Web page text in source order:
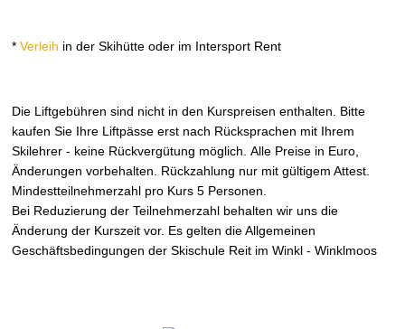
*Verleih in der Skihütte oder im Intersport Rent
Die Liftgebühren sind nicht in den Kurspreisen enthalten. Bitte
kaufen Sie Ihre Liftpässe erst nach Rücksprachen mit Ihrem
Skilehrer - keine Rückvergütung möglich. Alle Preise in Euro,
Änderungen vorbehalten. Rückzahlung nur mit gültigem Attest.
Mindestteilnehmerzahl pro Kurs 5 Personen.
Bei Reduzierung der Teilnehmerzahl behalten wir uns die
Änderung der Kurszeit vor. Es gelten die Allgemeinen
Geschäftsbedingungen der Skischule Reit im Winkl - Winklmoos